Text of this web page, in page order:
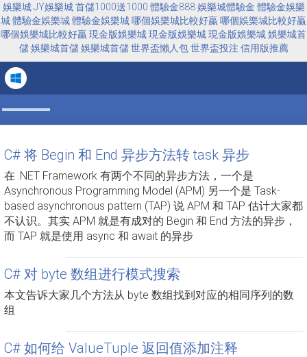
娛樂城 JY娛樂城 首儲1000送1000 體驗金888 娛樂城體驗金 體驗金娛樂
城體驗金娛樂城體驗金娛樂城哪個娛樂城比較好贏 哪個娛樂城比較好贏
哪個娛樂城比較好贏 現金版娛樂城現金版娛樂城現金版娛樂城娛樂城首
儲 娛樂城首儲 娛樂城首儲 世界盃懶人包 世界盃投注 信用版推薦
C# 将 Begin 和 End 异步方法转 task 异步
在 .NET Framework 有两个不同的异步方法，一个是
Asynchronous Programming Model (APM) 另一个是 Task-
based asynchronous pattern (TAP) 说 APM 和 TAP 估计大家都
不认识。其实 APM 就是有成对的 Begin 和 End 方法的异步，
而 TAP 就是使用 async 和 await 的异步
C# 对 byte 数组进行模式搜索
本文告诉大家几个方法从 byte 数组找到对应的相同序列的数
组
C# 如何给 ValueTuple 返回值添加注释